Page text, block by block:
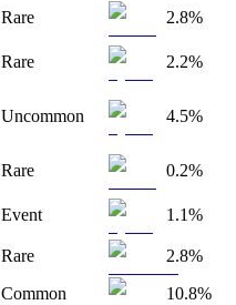
Rare 2.8%
Rare 2.2%
Uncommon 4.5%
Rare 0.2%
Event 1.1%
Rare
2.8%
Common 10.8%